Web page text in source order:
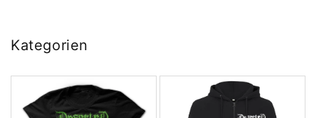
Kategorien